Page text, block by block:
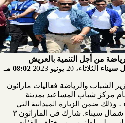
من أجل التنمية بالعريش
الثلاثاء، 20 يونيو 2023 08:02 مـ
الشباب والرياضة فعاليات ماراثون
مركز شباب المساعيد بمدينة
ضمن الزيارة الميدانية التى
يقوم الوزير بها اليوم لمحافظة شمال سيناء. شارك فى الماراثون ٣